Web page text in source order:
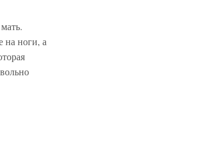
на ноги, а